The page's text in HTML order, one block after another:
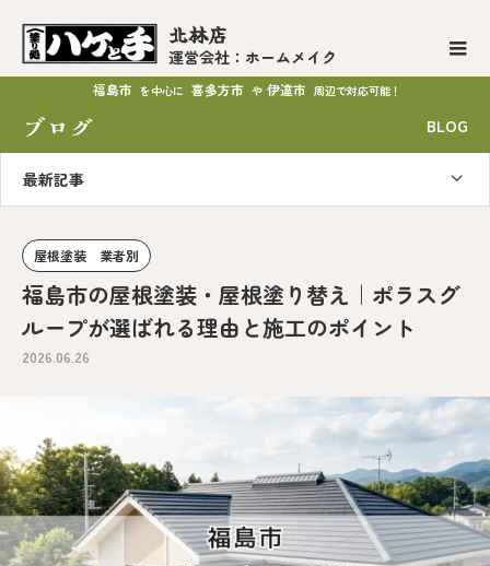
北林店
運営会社：ホームメイク
福島市 を中心に 喜多方市 や 伊達市 周辺で対応可能！
ブログ BLOG
最新記事
屋根塗装 業者別
福島市の屋根塗装・屋根塗り替え｜ポラスグ
ループが選ばれる理由と施工のポイント
2026.06.26